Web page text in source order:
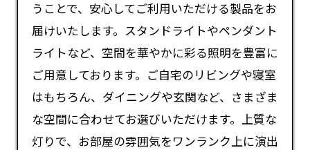
うことで、安心してご利用いただける製品をお
届けいたします。スタンドライトやペンダント
ライトなど、空間を華やかに彩る照明を豊富に
ご用意しております。ご自宅のリビングや寝室
はもちろん、ダイニングや玄関など、さまざま
な空間に合わせてお選びいただけます。上質な
灯りで、お部屋の雰囲気をワンランク上に演出